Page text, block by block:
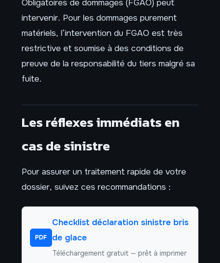
Obligatoires de dommages (FGAO) peut
intervenir. Pour les dommages purement
matériels, l’intervention du FGAO est très
restrictive et soumise à des conditions de
preuve de la responsabilité du tiers malgré sa
fuite.
Les réflexes immédiats en
cas de sinistre
Pour assurer un traitement rapide de votre
dossier, suivez ces recommandations :
PDF
Checklist déclaration sinistre bris
de glace
Téléchargement gratuit — prêt à imprimer